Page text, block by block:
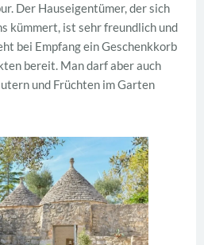
Der Hauseigentümer, der sich
kümmert, ist sehr freundlich und
bei Empfang ein Geschenkkorb
bereit. Man darf aber auch
und Früchten im Garten